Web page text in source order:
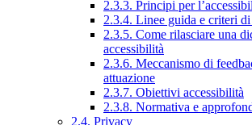
2.3.3. Principi per
2.3.4. Linee guida e criteri di
2.3.5. Come rilasciare una
accessibilità
2.3.6. Meccanismo di
attuazione
2.3.7. Obiettivi accessibilità
2.3.8. Normativa e
2.4. Privacy